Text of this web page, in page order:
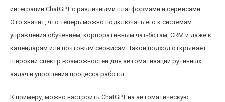
интеграции ChatGPT с различными платформами и сервисами.
Это значит, что теперь можно подключать его к системам
управления обучением, корпоративным чат-ботам, CRM и даже к
календарям или почтовым сервисам. Такой подход открывает
широкий спектр возможностей для автоматизации рутинных
задач и упрощения процесса работы.
К примеру, можно настроить ChatGPT на автоматическую